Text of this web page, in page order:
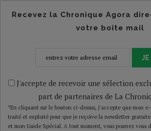
Recevez la Chronique Agora
votre boîte mail
JE
J'accepte de recevoir une sélection
part de partenaires de La
*En cliquant sur le bouton ci-dessus, j’accepte que mon
traité et exploité pour que je reçoive la newsletter
et mon Guide Spécial. A tout moment, vous pourrez vous